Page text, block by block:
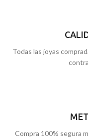
precioso tallado junto a
Recógela en nuestras
enviamos a casa.
Todas las joyas
Compra 100% segura